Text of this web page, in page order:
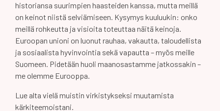
historiansa suurimpien haasteiden kanssa, mutta meillä
on keinot niistä selviämiseen. Kysymys kuuluukin: onko
meillä rohkeutta ja visioita toteuttaa näitä keinoja.
Euroopan unioni on luonut rauhaa, vakautta, taloudellista
ja sosiaalista hyvinvointia sekä vapautta – myös meille
Suomeen. Pidetään huoli maanosastamme jatkossakin –
me olemme Eurooppa.
Lue alta vielä muistin virkistykseksi muutamista
kärkiteemoistani.